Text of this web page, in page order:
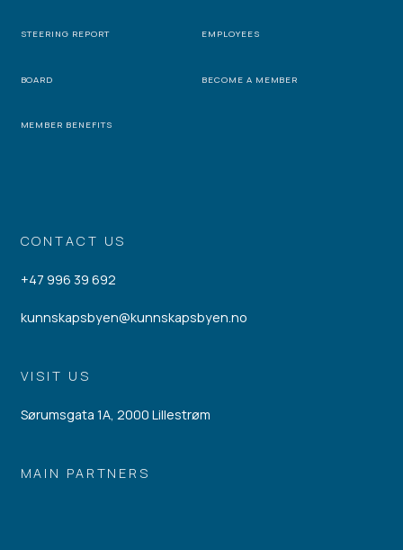
CONTACT US
+47 996 39 692
kunnskapsbyen@kunnskapsbyen.no
VISIT US
Sørumsgata 1A, 2000 Lillestrøm
MAIN PARTNERS
STEERING REPORT EMPLOYEES
BOARD BECOME A MEMBER
MEMBER BENEFITS